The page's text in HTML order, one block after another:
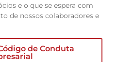
e o que se espera com
de nossos colaboradores e
de Conduta